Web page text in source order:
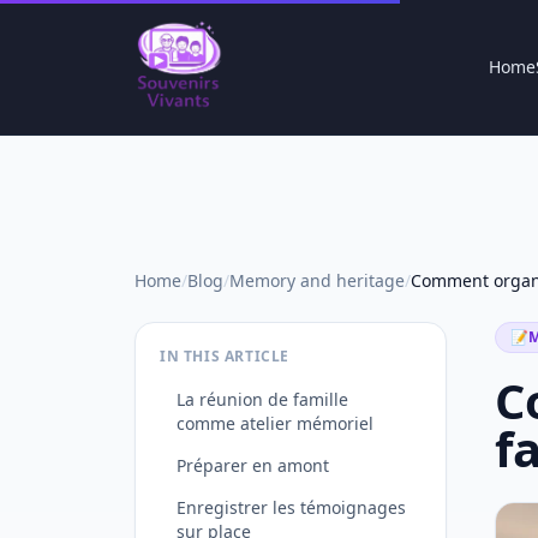
Home
Home/Blog/Memory and heritage/
IN THIS ARTICLE
La réunion de famille
comme atelier mémoriel
Préparer en amont
Enregistrer les témoignages
sur place
📝